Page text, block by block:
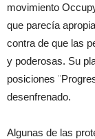
movimiento
que parecía
contra de que las
y poderosas. Su
posiciones
desenfrenado.
Algunas de las